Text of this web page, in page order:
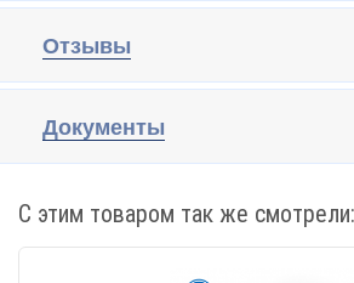
Отзывы
Документы
С этим товаром так же смотрели: